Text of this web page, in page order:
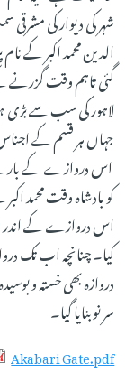
شہر کی دیوار کی
الدین محمد اکبر کے نام
گئی تاہم وقت
لاہور کی سب سے بڑی
جہاں ہر قسم کے
اس دروازے کے بارے
کو بادشاہ وقت محمد
اس دروازے کے اندر
کیا۔ چنانچہ اب تک
دروازہ بھی خستہ و
سر نو بنایا گیا۔
Akabari Gate.pdf